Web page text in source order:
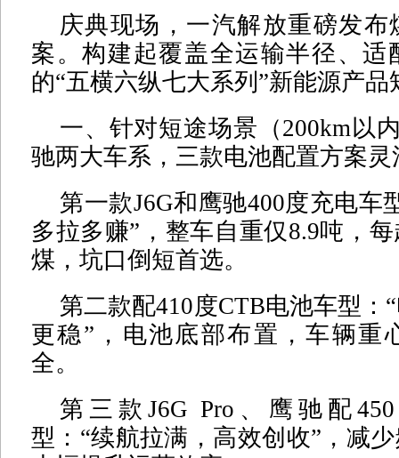
庆典现场，一汽解放重磅发布
案。构建起覆盖全运输半径、适
的“五横六纵七大系列”新能源产品
一、针对短途场景（200km以
驰两大车系，三款电池配置方案灵
第一款J6G和鹰驰400度充电车
多拉多赚”，整车自重仅8.9吨，
煤，坑口倒短首选。
第二款配410度CTB电池车型：
更稳”，电池底部布置，车辆重
全。
第三款J6G Pro、鹰驰配
型：“续航拉满，高效创收”，减